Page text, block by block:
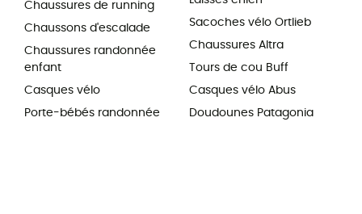
Chaussures de running
Chaussons d'escalade
Chaussures randonnée
enfant
Casques vélo
Porte-bébés randonnée
Sacoches vélo Ortlieb
Chaussures Altra
Tours de cou Buff
Casques vélo Abus
Doudounes Patagonia